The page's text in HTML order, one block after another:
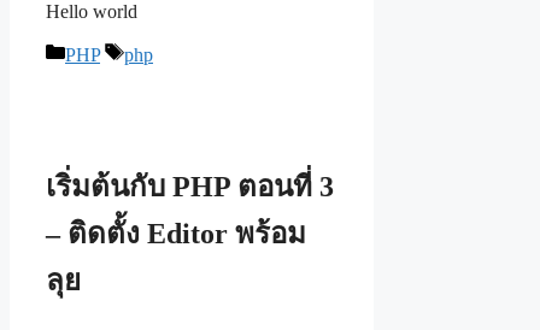
Hello world
Categories
PHP Tags
php
เริ่มต้นกับ PHP ตอนที่ 3
– ติดตั้ง Editor พร้อม
ลุย